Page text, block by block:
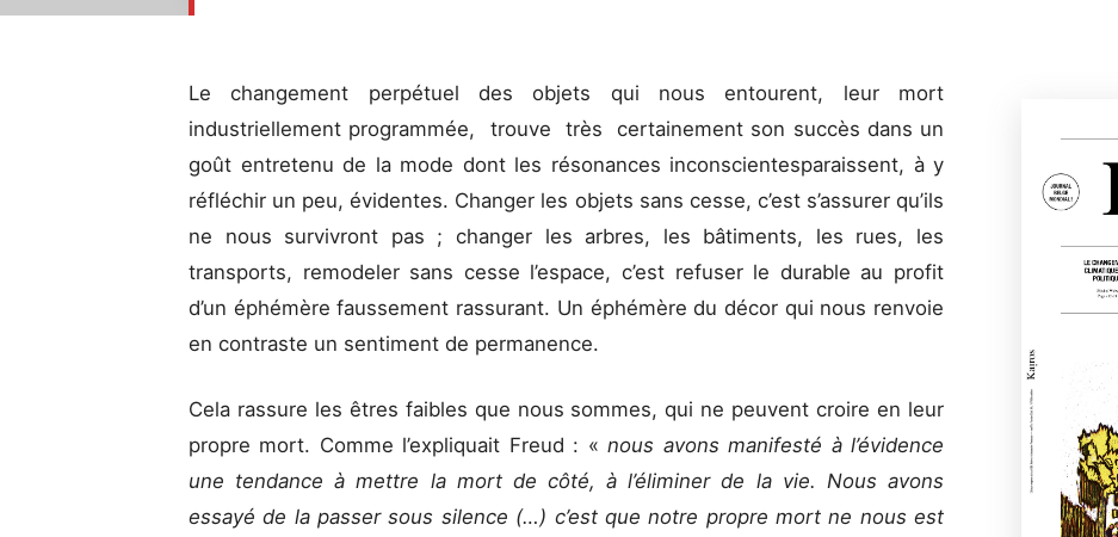
Le changement perpétuel des objets qui nous entourent, leur mort
industriellement programmée, trouve très certainement son succès dans un
goût entretenu de la mode dont les résonances inconscientesparaissent, à y
réfléchir un peu, évidentes. Changer les objets sans cesse, c’est s’assurer qu’ils
ne nous survivront pas ; changer les arbres, les bâtiments, les rues, les
transports, remodeler sans cesse l’espace, c’est refuser le durable au profit
d’un éphémère faussement rassurant. Un éphémère du décor qui nous renvoie
en contraste un sentiment de permanence.
Cela rassure les êtres faibles que nous sommes, qui ne peuvent croire en leur
propre mort. Comme l’expliquait Freud : «nous avons manifesté à l’évidence
une tendance à mettre la mort de côté, à l’éliminer de la vie. Nous avons
essayé de la passer sous silence (…) c’est que notre propre mort ne nous est